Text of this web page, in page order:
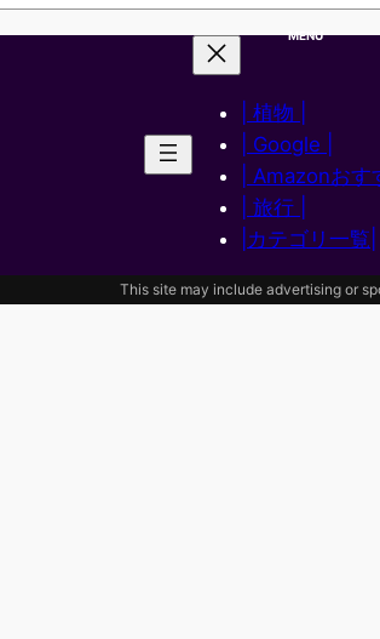
MENU
| 植物 |
| Google |
| Amazonおす
| 旅行 |
|カテゴリ一覧|
This site may include advertising or